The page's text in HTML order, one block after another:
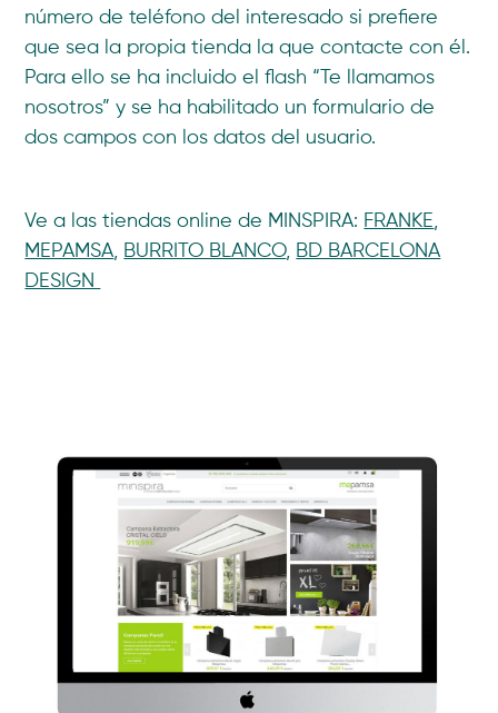
número de teléfono del interesado si prefiere
que sea la propia tienda la que contacte con él.
Para ello se ha incluido el flash “Te llamamos
nosotros” y se ha habilitado un formulario de
dos campos con los datos del usuario.
Ve a las tiendas online de MINSPIRA: FRANKE,
MEPAMSA, BURRITO BLANCO, BD BARCELONA
DESIGN